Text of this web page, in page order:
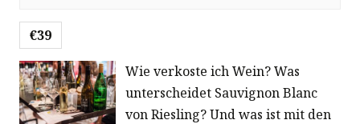
€39
Wie verkoste ich Wein? Was
unterscheidet Sauvignon Blanc
von Riesling? Und was ist mit den